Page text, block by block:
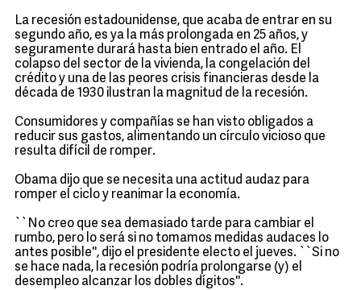
La recesión estadounidense, que acaba de entrar en su
segundo año, es ya la más prolongada en 25 años, y
seguramente durará hasta bien entrado el año. El
colapso del sector de la vivienda, la congelación del
crédito y una de las peores crisis financieras desde la
década de 1930 ilustran la magnitud de la recesión.
Consumidores y compañías se han visto obligados a
reducir sus gastos, alimentando un círculo vicioso que
resulta difícil de romper.
Obama dijo que se necesita una actitud audaz para
romper el ciclo y reanimar la economía.
``No creo que sea demasiado tarde para cambiar el
rumbo, pero lo será si no tomamos medidas audaces lo
antes posible'', dijo el presidente electo el jueves. ``Si no
se hace nada, la recesión podría prolongarse (y) el
desempleo alcanzar los dobles dígitos''.